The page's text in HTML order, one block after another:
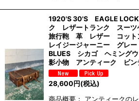
1920'S 30'S EAGLE
ク レザートランク スー
旅行鞄 革 レザー コッ
レイジージャーニー グレ
BLUES シカゴ ヘミング
影小物 アンティーク ビン
28,600円(税込)
商品概要： アンティークの